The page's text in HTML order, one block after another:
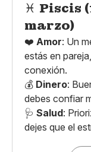
♓ Piscis
marzo)
❤️ Amor: Un
estás en
conexión.
💰 Dinero:
debes confiar
🩺 Salud:
dejes que el